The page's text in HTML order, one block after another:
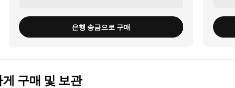
은행 송금으로 구매
구매 및 보관